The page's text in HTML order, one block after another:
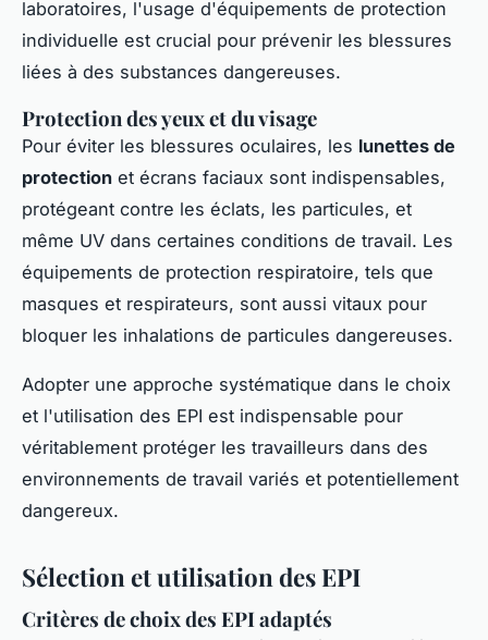
laboratoires, l'usage d'équipements de protection
individuelle est crucial pour prévenir les blessures
liées à des substances dangereuses.
Protection des yeux et du visage
Pour éviter les blessures oculaires, les lunettes de
protection et écrans faciaux sont indispensables,
protégeant contre les éclats, les particules, et
même UV dans certaines conditions de travail. Les
équipements de protection respiratoire, tels que
masques et respirateurs, sont aussi vitaux pour
bloquer les inhalations de particules dangereuses.
Adopter une approche systématique dans le choix
et l'utilisation des EPI est indispensable pour
véritablement protéger les travailleurs dans des
environnements de travail variés et potentiellement
dangereux.
Sélection et utilisation des EPI
Critères de choix des EPI adaptés